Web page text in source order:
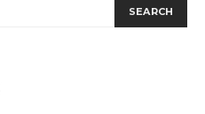
SEARCH